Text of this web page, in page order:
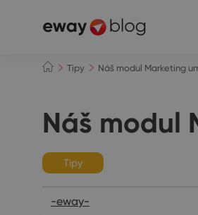
Tipy Náš modul Marketing
Náš modul
Tipy
-eway-